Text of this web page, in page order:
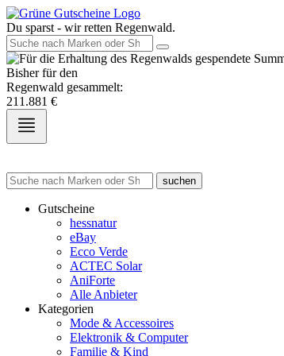
Du sparst - wir retten Regenwald.
Bisher für den
Regenwald gesammelt:
211.881 €
suchen
Gutscheine
hessnatur
eBay
Ecco Verde
ACTEC Solar
AniForte
Alle Anbieter
Kategorien
Mode & Accessoires
Elektronik & Computer
Familie & Kind